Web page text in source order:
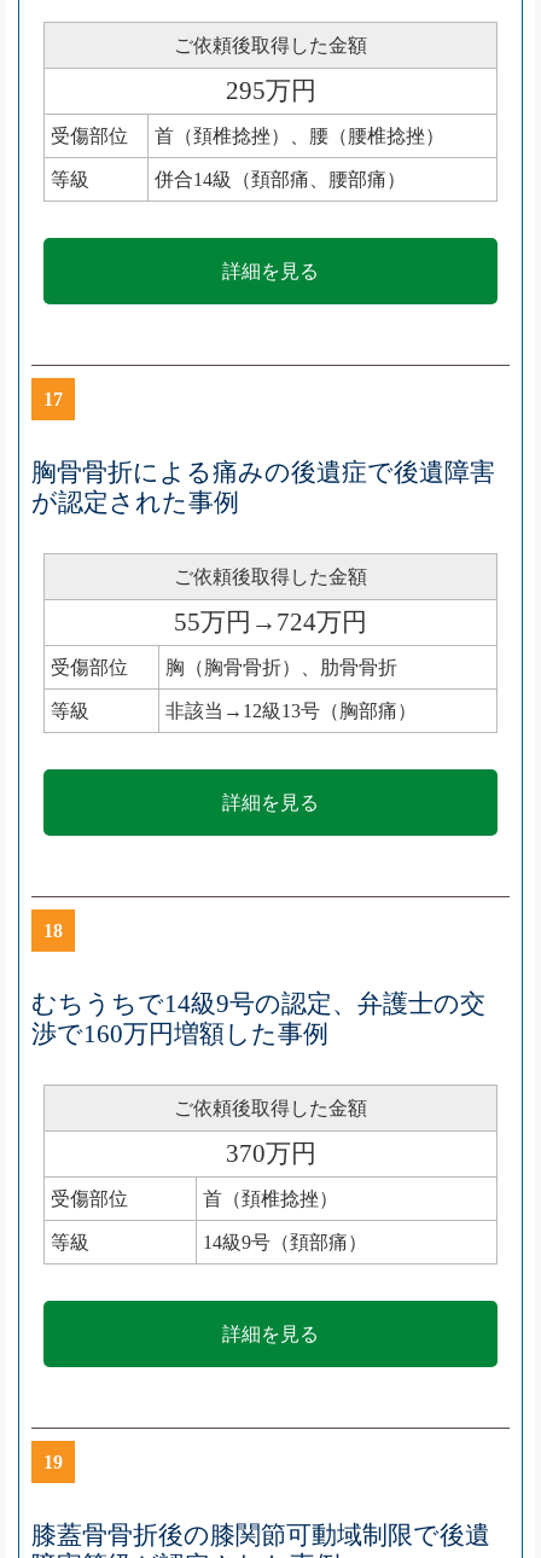
ご依頼後取得した金額
295万円
受傷部位 首（頚椎捻挫）、腰（腰椎捻挫）
等級 併合14級（頚部痛、腰部痛）
詳細を見る
17
胸骨骨折による痛みの後遺症で後遺障害
が認定された事例
ご依頼後取得した金額
55万円→724万円
受傷部位 胸（胸骨骨折）、肋骨骨折
等級 非該当→12級13号（胸部痛）
詳細を見る
18
むちうちで14級9号の認定、弁護士の交
渉で160万円増額した事例
ご依頼後取得した金額
370万円
受傷部位 首（頚椎捻挫）
等級 14級9号（頚部痛）
詳細を見る
19
膝蓋骨骨折後の膝関節可動域制限で後遺